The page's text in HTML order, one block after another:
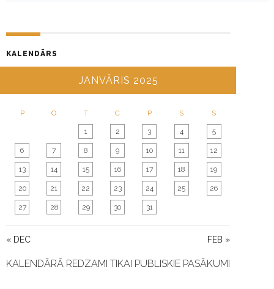
G
A
T
O
N
KALENDĀRS
JANVĀRIS 2025
P O T C P S S
« DEC FEB »
1 2 3 4 5
6 7 8 9 10 11 12
13 14 15 16 17 18 19
20 21 22 23 24 25 26
27 28 29 30 31
KALENDĀRĀ REDZAMI TIKAI PUBLISKIE PASĀKUMI